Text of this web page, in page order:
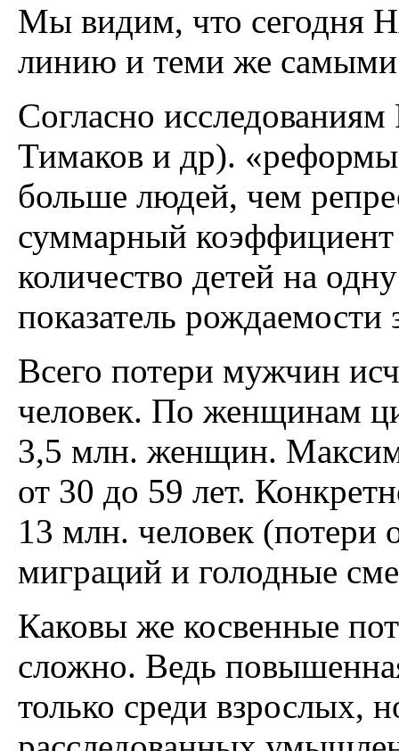
Мы видим, что сегодня
линию и теми же
Согласно
Тимаков и др).
больше людей, чем
суммарный коэффициент
количество детей на
показатель
Всего потери мужчин
человек. По женщинам
3,5 млн. женщин.
от 30 до 59 лет.
13 млн. человек
миграций и голодные
Каковы же косвенные
сложно. Ведь
только среди взрослых,